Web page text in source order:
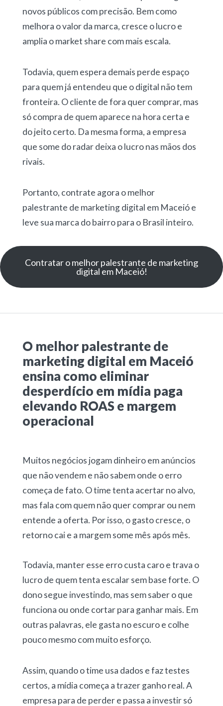
novos públicos com precisão. Bem como
melhora o valor da marca, cresce o lucro e
amplia o market share com mais escala.
Todavia, quem espera demais perde espaço
para quem já entendeu que o digital não tem
fronteira. O cliente de fora quer comprar, mas
só compra de quem aparece na hora certa e
do jeito certo. Da mesma forma, a empresa
que some do radar deixa o lucro nas mãos dos
rivais.
Portanto, contrate agora o melhor
palestrante de marketing digital em Maceió e
leve sua marca do bairro para o Brasil inteiro.
Contratar o melhor palestrante de marketing
digital em Maceió!
O melhor palestrante de
marketing digital em Maceió
ensina como eliminar
desperdício em mídia paga
elevando ROAS e margem
operacional
Muitos negócios jogam dinheiro em anúncios
que não vendem e não sabem onde o erro
começa de fato. O time tenta acertar no alvo,
mas fala com quem não quer comprar ou nem
entende a oferta. Por isso, o gasto cresce, o
retorno cai e a margem some mês após mês.
Todavia, manter esse erro custa caro e trava o
lucro de quem tenta escalar sem base forte. O
dono segue investindo, mas sem saber o que
funciona ou onde cortar para ganhar mais. Em
outras palavras, ele gasta no escuro e colhe
pouco mesmo com muito esforço.
Assim, quando o time usa dados e faz testes
certos, a mídia começa a trazer ganho real. A
empresa para de perder e passa a investir só